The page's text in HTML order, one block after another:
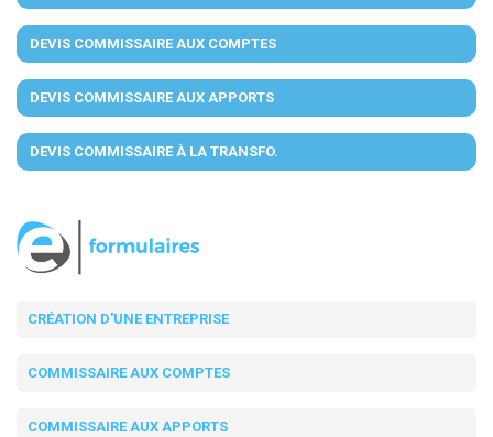
DEVIS COMMISSAIRE AUX COMPTES
DEVIS COMMISSAIRE AUX APPORTS
DEVIS COMMISSAIRE À LA TRANSFO.
CRÉATION D'UNE ENTREPRISE
COMMISSAIRE AUX COMPTES
COMMISSAIRE AUX APPORTS